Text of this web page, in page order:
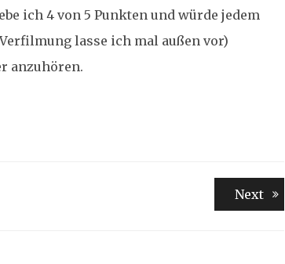
ich 4 von 5 Punkten und würde jedem
lasse ich mal außen vor)
anzuhören.
NextNext